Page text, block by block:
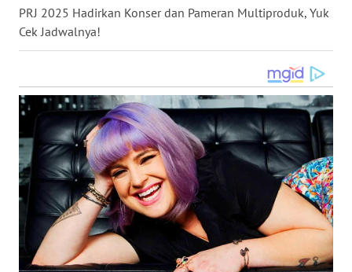
PRJ 2025 Hadirkan Konser dan Pameran Multiproduk, Yuk
Cek Jadwalnya!
JATIM
WN
WN
KALBAR
WN
KALTENG
WN
KALTARA